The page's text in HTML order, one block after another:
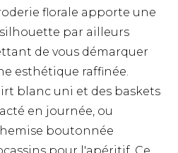
florale apporte une
par ailleurs
de vous démarquer
esthétique raffinée.
blanc uni et des baskets
en journée, ou
boutonnée